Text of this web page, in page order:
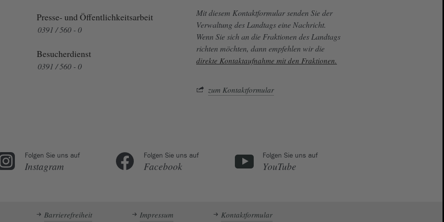
Presse- und Öffentlichkeitsarbeit
0391 / 560 - 0
Besucherdienst
0391 / 560 - 0
Mit diesem Kontaktformular senden Sie der
Verwaltung des Landtags eine Nachricht.
Wenn Sie sich an die Fraktionen des Landtags
richten möchten, dann empfehlen wir die
direkte Kontaktaufnahme mit den Fraktionen.
zum Kontaktformular
Folgen Sie uns auf
Instagram
Folgen Sie uns auf
Facebook
Folgen Sie uns auf
YouTube
Barrierefreiheit Impressum Kontaktformular